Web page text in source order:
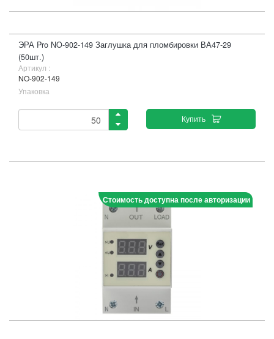
ЭРА Pro NO-902-149 Заглушка для пломбировки ВА47-29
(50шт.)
Артикул :
NO-902-149
Упаковка
Купить
Стоимость доступна после авторизации